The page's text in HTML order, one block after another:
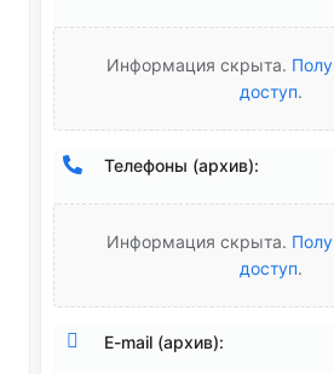
Информация скрыта.
доступ.
Телефоны (архив):
Информация скрыта.
доступ.
E-mail (архив):